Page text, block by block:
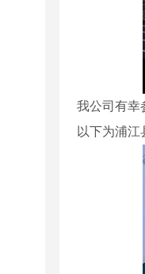
我公司有幸
以下为浦江